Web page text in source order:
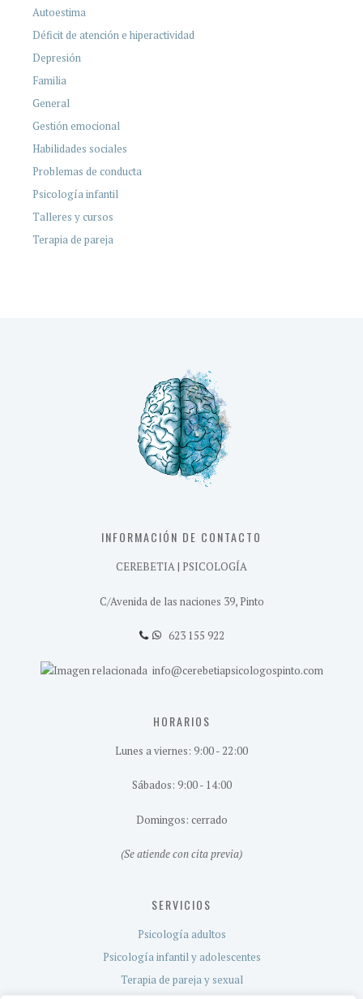
Autoestima
Déficit de atención e hiperactividad
Depresión
Familia
General
Gestión emocional
Habilidades sociales
Problemas de conducta
Psicología infantil
Talleres y cursos
Terapia de pareja
INFORMACIÓN DE CONTACTO
CEREBETIA | PSICOLOGÍA
C/Avenida de las naciones 39, Pinto
623 155 922
info@cerebetiapsicologospinto.com
HORARIOS
Lunes a viernes: 9:00 - 22:00
Sábados: 9:00 - 14:00
Domingos: cerrado
(Se atiende con cita previa)
SERVICIOS
Psicología adultos
Psicología infantil y adolescentes
Terapia de pareja y sexual